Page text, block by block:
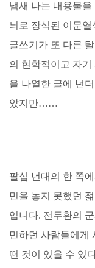
냄새 나는 내용물
늬로 장식된 이문
글쓰기가 또 다른
의 현학적이고 자
을 나열한 글에 넌
았지만……
팔십 년대의 한 쪽
민을 놓지 못했던
입니다. 전두환의
민하던 사람들에게
떤 것이 있을 수 있